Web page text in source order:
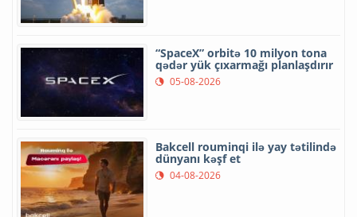
“SpaceX” orbitə 10 milyon tona
qədər yük çıxarmağı planlaşdırır
05-08-2026
Bakcell rouminqi ilə yay tətilində
dünyanı kəşf et
04-08-2026